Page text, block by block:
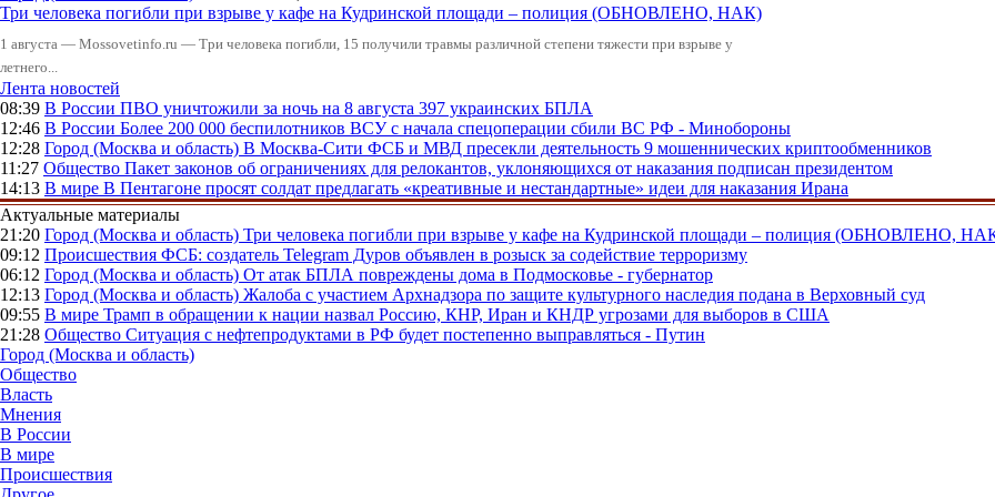
Три человека погибли при взрыве у кафе на Кудринской площади – полиция (ОБНОВЛЕНО, НАК)
1 августа — Mossovetinfo.ru — Три человека погибли, 15 получили травмы различной степени тяжести при взрыве у
летнего...
Лента новостей
08:39 В России ПВО уничтожили за ночь на 8 августа 397 украинских БПЛА
12:46 В России Более 200 000 беспилотников ВСУ с начала спецоперации сбили ВС РФ - Минобороны
12:28 Город (Москва и область) В Москва-Сити ФСБ и МВД пресекли деятельность 9 мошеннических криптообменников
11:27 Общество Пакет законов об ограничениях для релокантов, уклоняющихся от наказания подписан президентом
14:13 В мире В Пентагоне просят солдат предлагать «креативные и нестандартные» идеи для наказания Ирана
Актуальные материалы
21:20 Город (Москва и область) Три человека погибли при взрыве у кафе на Кудринской площади – полиция (ОБНОВЛЕНО,
09:12 Происшествия ФСБ: создатель Telegram Дуров объявлен в розыск за содействие терроризму
06:12 Город (Москва и область) От атак БПЛА повреждены дома в Подмосковье - губернатор
12:13 Город (Москва и область) Жалоба с участием Архнадзора по защите культурного наследия подана в Верховный суд
09:55 В мире Трамп в обращении к нации назвал Россию, КНР, Иран и КНДР угрозами для выборов в США
21:28 Общество Ситуация с нефтепродуктами в РФ будет постепенно выправляться - Путин
Город (Москва и область)
Общество
Власть
Мнения
В России
В мире
Происшествия